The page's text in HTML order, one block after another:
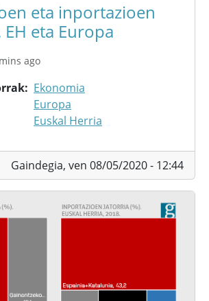
eta inportazioen
eta Europa
ago
Ekonomia
Europa
Euskal Herria
Gaindegia, ven 08/05/2020 - 12:44